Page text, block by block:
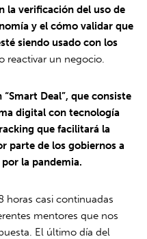
la verificación del uso de
y el cómo validar que
siendo usado con los
reactivar un negocio.
Deal”, que consiste
digital con tecnología
que facilitará la
parte de los gobiernos a
la pandemia.
horas casi continuadas
mentores que nos
El último día del